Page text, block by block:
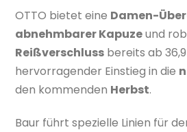
OTTO bietet eine Damen-
abnehmbarer Kapuzeund
Reißverschluss bereits ab
hervorragender Einstieg in die
den kommenden Herbst.
Baur führt spezielle Linien für